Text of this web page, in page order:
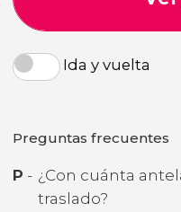
Ida y vuelta
Preguntas frecuentes
P - ¿Con cuánta
traslado?